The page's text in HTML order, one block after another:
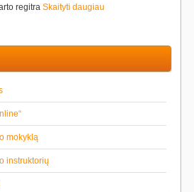
regitra Skaityti daugiau
mokyklą
instruktorių